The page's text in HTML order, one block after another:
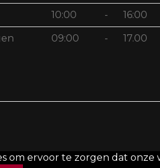
10:00 - 16:00
09:00 - 17.00
om ervoor te zorgen dat onze